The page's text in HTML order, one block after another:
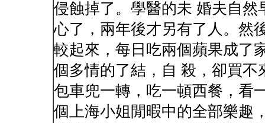
侵蝕掉了。學醫的未 婚夫自
心了，兩年後才另有了人。然
較起來，每日吃兩個蘋果成了
個多情的了結，自 殺，卻買
包車兜一轉，吃一頓西餐，看
個上海小姐閒暇中的全部樂趣